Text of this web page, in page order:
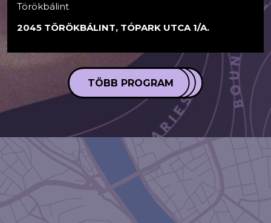
Törökbálint
2045 TÖRÖKBÁLINT, TÓPARK UTCA 1/A.
TÖBB PROGRAM